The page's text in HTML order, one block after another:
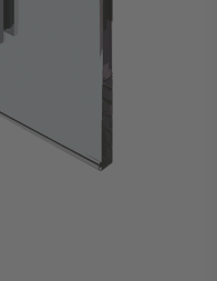
anzeigen